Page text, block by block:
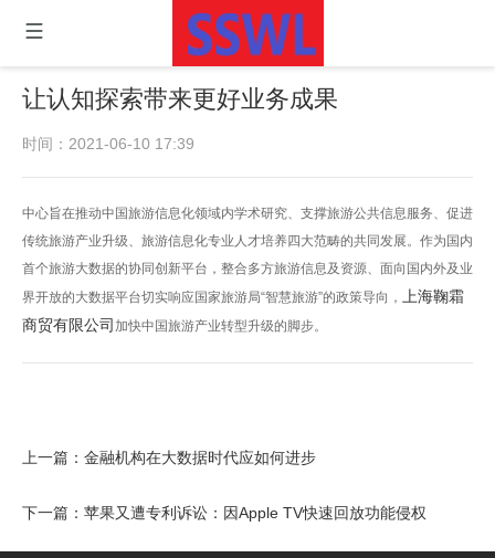
让认知探索带来更好业务成果
时间：2021-06-10 17:39
中心旨在推动中国旅游信息化领域内学术研究、支撑旅游公共信息服务、促进
传统旅游产业升级、旅游信息化专业人才培养四大范畴的共同发展。作为国内
首个旅游大数据的协同创新平台，整合多方旅游信息及资源、面向国内外及业
界开放的大数据平台切实响应国家旅游局“智慧旅游”的政策导向，
上海鞠霜
商贸有限公司 加快中国旅游产业转型升级的脚步。
上一篇： 金融机构在大数据时代应如何进步
下一篇： 苹果又遭专利诉讼：因Apple TV快速回放功能侵权